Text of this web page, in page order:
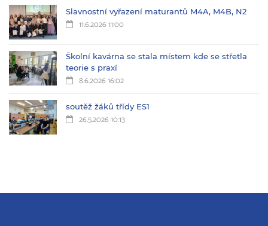
Slavnostní vyřazení maturantů M4A, M4B, N2
11.6.2026 11:00
Školní kavárna se stala místem kde se střetla
teorie s praxí
8.6.2026 16:02
soutěž žáků třídy ES1
26.5.2026 10:13